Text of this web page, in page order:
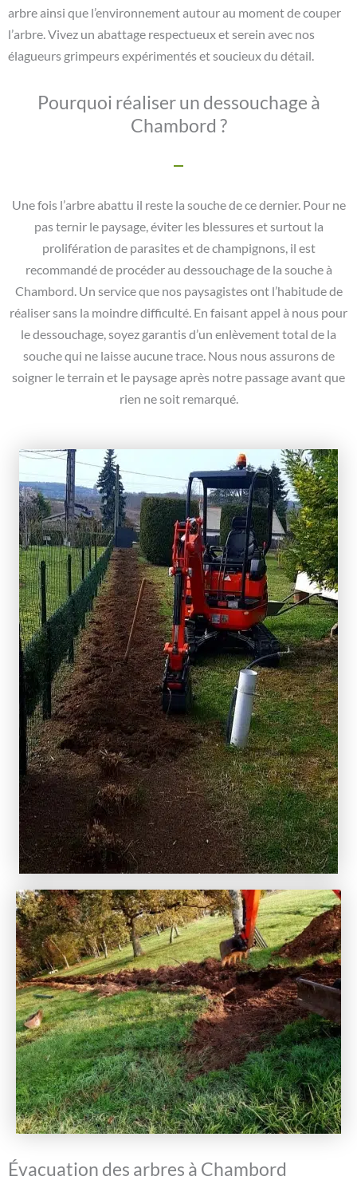
arbre ainsi que l’environnement autour au moment de couper
l’arbre. Vivez un abattage respectueux et serein avec nos
élagueurs grimpeurs expérimentés et soucieux du détail.
Pourquoi réaliser un dessouchage à
Chambord ?
Une fois l’arbre abattu il reste la souche de ce dernier. Pour ne
pas ternir le paysage, éviter les blessures et surtout la
prolifération de parasites et de champignons, il est
recommandé de procéder au dessouchage de la souche à
Chambord. Un service que nos paysagistes ont l’habitude de
réaliser sans la moindre difficulté. En faisant appel à nous pour
le dessouchage, soyez garantis d’un enlèvement total de la
souche qui ne laisse aucune trace. Nous nous assurons de
soigner le terrain et le paysage après notre passage avant que
rien ne soit remarqué.
Évacuation des arbres à Chambord